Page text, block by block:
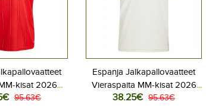
kisat 2026
95.63€
Espanja Jalkapallovaatteet
Vieraspaita MM-kisat 2026
Lyhythihainen
38.25€ 95.63€